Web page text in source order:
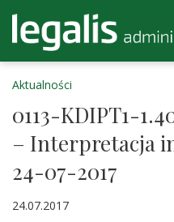
Aktualności
0113-KDIPT1-
– Interpretacja
24-07-2017
24.07.2017